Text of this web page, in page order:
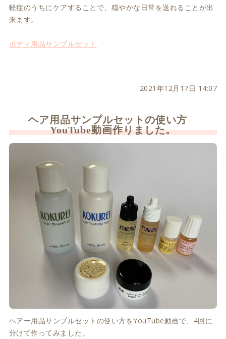
軽症のうちにケアすることで、穏やかな日常を送れることが出
来ます。
ボディ用品サンプルセット
2021年12月17日 14:07
ヘア用品サンプルセットの使い方
YouTube動画作りました。
ヘアー用品サンプルセットの使い方をYouTube動画で、4回に
分けて作ってみました。